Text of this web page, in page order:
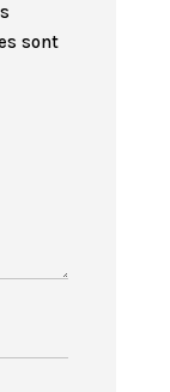
sont